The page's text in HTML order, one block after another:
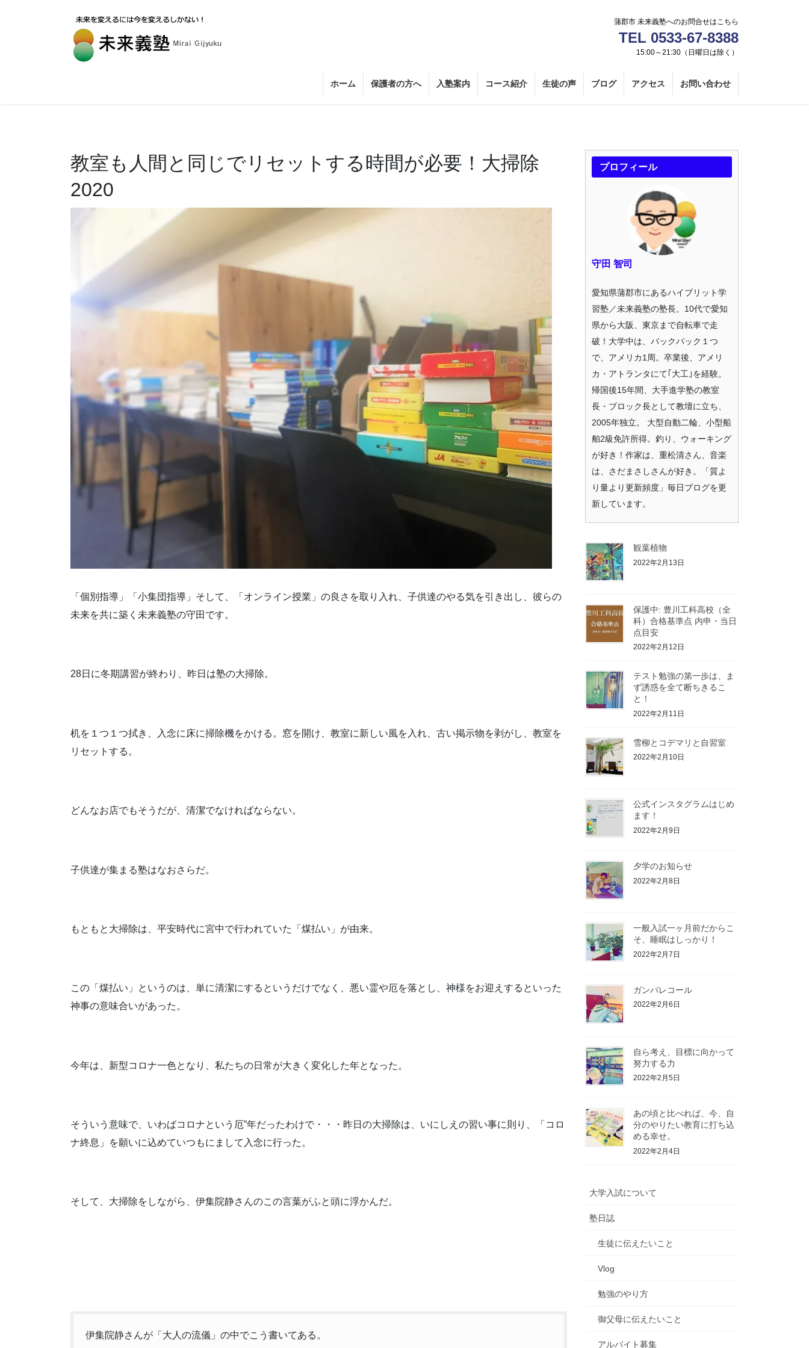
蒲郡市 未来義塾へのお問合せはこちら
TEL 0533-67-8388
15:00～21:30（日曜日は除く）
ホーム 保護者の方へ 入塾案内 コース紹介 生徒の声 ブログ アクセス お問い合わせ
教室も人間と同じでリセットする時間が必要！大掃除
2020
「個別指導」「小集団指導」そして、「オンライン授業」の良さを取り入れ、子供達のやる気を引き出し、彼らの
未来を共に築く未来義塾の守田です。
28日に冬期講習が終わり、昨日は塾の大掃除。
机を１つ１つ拭き、入念に床に掃除機をかける。窓を開け、教室に新しい風を入れ、古い掲示物を剥がし、教室を
リセットする。
どんなお店でもそうだが、清潔でなければならない。
子供達が集まる塾はなおさらだ。
もともと大掃除は、平安時代に宮中で行われていた「煤払い」が由来。
この「煤払い」というのは、単に清潔にするというだけでなく、悪い霊や厄を落とし、神様をお迎えするといった
神事の意味合いがあった。
今年は、新型コロナ一色となり、私たちの日常が大きく変化した年となった。
そういう意味で、いわばコロナという厄”年だったわけで・・・昨日の大掃除は、いにしえの習い事に則り、「コロ
ナ終息」を願いに込めていつもにまして入念に行った。
そして、大掃除をしながら、伊集院静さんのこの言葉がふと頭に浮かんだ。
伊集院静さんが「大人の流儀」の中でこう書いてある。
プロフィール
守田 智司
愛知県蒲郡市にあるハイブリット学
習塾／未来義塾の塾長。10代で愛知
県から大阪、東京まで自転車で走
破！大学中は、バックパック１つ
で、アメリカ1周。卒業後、アメリ
カ・アトランタにて｢大工｣を経験。
帰国後15年間、大手進学塾の教室
長・ブロック長として教壇に立ち、
2005年独立。 大型自動二輪、小型船
舶2級免許所得。釣り、ウォーキング
が好き！作家は、重松清さん、音楽
は、さだまさしさんが好き。「質よ
り量より更新頻度」毎日ブログを更
新しています。
観葉植物
2022年2月13日
保護中: 豊川工科高校（全
科）合格基準点 内申・当日
点目安
2022年2月12日
テスト勉強の第一歩は、ま
ず誘惑を全て断ちきるこ
と！
2022年2月11日
雪柳とコデマリと自習室
2022年2月10日
公式インスタグラムはじめ
ます！
2022年2月9日
夕学のお知らせ
2022年2月8日
一般入試一ヶ月前だからこ
そ、睡眠はしっかり！
2022年2月7日
ガンバレコール
2022年2月6日
自ら考え、目標に向かって
努力する力
2022年2月5日
あの頃と比べれば、今、自
分のやりたい教育に打ち込
める幸せ。
2022年2月4日
大学入試について
塾日誌
生徒に伝えたいこと
Vlog
勉強のやり方
御父母に伝えたいこと
アルバイト募集